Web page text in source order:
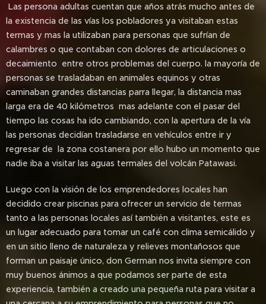
Las persona adultas cuentan que años atrás mucho antes de
la existencia de las vías los pobladores ya visitaban estas
termas y mas la utilizaban para personas que sufrían de
calambres o que contaban con dolores de articulaciones o
decaimiento entre otros problemas del cuerpo. la mayoría de
personas se trasladaban en animales equinos y otras
caminaban grandes distancias parra llegar, la distancia mas
larga era de 40 kilómetros mas adelante con el pasar del
tiempo las cosas ha ido cambiando, con la apertura de la vía
las personas decidían trasladarse en vehículos entre ir y
regresar de la zona costanera por ello hubo un momento que
nadie iba a visitar las aguas termales del volcán Patawasi.
Luego con la visión de los emprendedores locales han
decidido crear piscinas para ofrecer un servicio de termas
tanto a las personas locales así también a visitantes, este es
un lugar adecuado para tomar un café con clima semicálido y
en un sitio lleno de naturaleza y relieves montañosos que
forman un paisaje único, don German nos invita siempre con
muy buenos ánimos a que podamos ser parte de esta
experiencia, también a creado una pequeña ruta para visitar a